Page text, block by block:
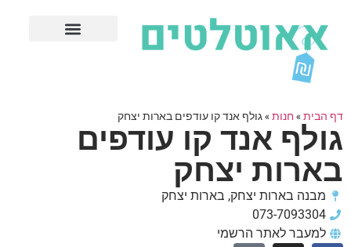
דף הבית» חנות»גולף אנד קו עודפים בארות יצחק
גולף אנד קו עודפים
בארות יצחק
מבנה בארות יצחק, בארות יצחק
073-7093304
למעבר לאתר הרשמי